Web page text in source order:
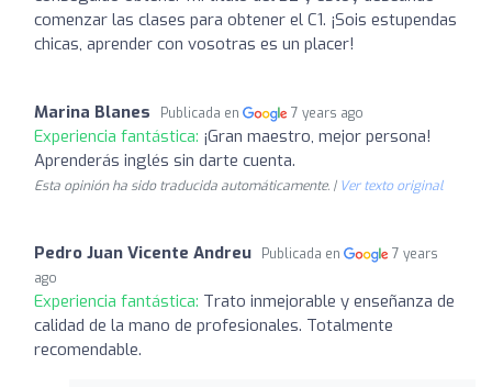
comenzar las clases para obtener el C1. ¡Sois estupendas
chicas, aprender con vosotras es un placer!
Marina Blanes Publicada en 7 years ago
Experiencia fantástica: ¡Gran maestro, mejor persona!
Aprenderás inglés sin darte cuenta.
Esta opinión ha sido traducida automáticamente. | Ver texto original
Pedro Juan Vicente Andreu Publicada en
7 years
ago
Experiencia fantástica: Trato inmejorable y enseñanza de
calidad de la mano de profesionales. Totalmente
recomendable.